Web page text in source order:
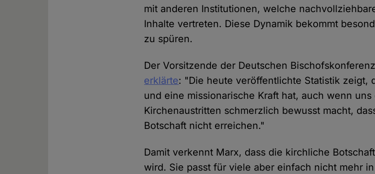
mit anderen Institutionen, welche
Inhalte vertreten. Diese Dynamik bekommt
zu spüren.
Der Vorsitzende der Deutschen
erklärte: "Die heute veröffentlichte Statistik zeigt,
und eine missionarische Kraft hat, auch wenn
Kirchenaustritten schmerzlich bewusst macht,
Botschaft nicht erreichen."
Damit verkennt Marx, dass die kirchliche
wird. Sie passt für viele aber einfach nicht mehr